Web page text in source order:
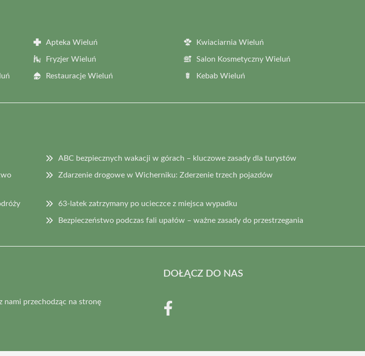
Apteka Wieluń Kwiaciarnia Wieluń
Fryzjer Wieluń Salon Kosmetyczny Wieluń
Restauracje Wieluń Kebab Wieluń
ABC bezpiecznych wakacji w górach – kluczowe zasady dla turystów
Zdarzenie drogowe w Wicherniku: Zderzenie trzech pojazdów
63-latek zatrzymany po ucieczce z miejsca wypadku
Bezpieczeństwo podczas fali upałów – ważne zasady do przestrzegania
nami przechodząc na stronę
DOŁĄCZ DO NAS